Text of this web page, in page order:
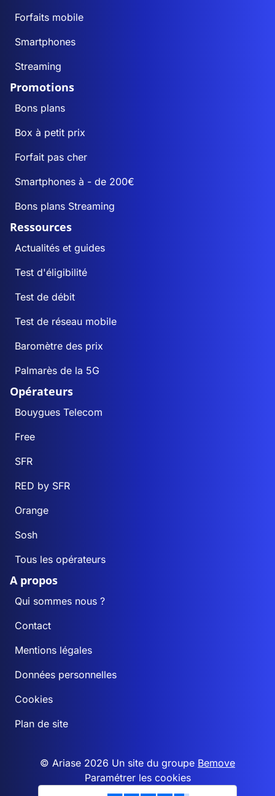
Forfaits mobile
Smartphones
Streaming
Promotions
Bons plans
Box à petit prix
Forfait pas cher
Smartphones à - de 200€
Bons plans Streaming
Ressources
Actualités et guides
Test d'éligibilité
Test de débit
Test de réseau mobile
Baromètre des prix
Palmarès de la 5G
Opérateurs
Bouygues Telecom
Free
SFR
RED by SFR
Orange
Sosh
Tous les opérateurs
A propos
Qui sommes nous ?
Contact
Mentions légales
Données personnelles
Cookies
Plan de site
© Ariase 2026 Un site du groupe Bemove
Paramétrer les cookies